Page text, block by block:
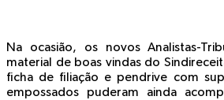
Na ocasião, os novos Analistas-
material de boas vindas do
ficha de filiação e pendrive com
empossados puderam ainda